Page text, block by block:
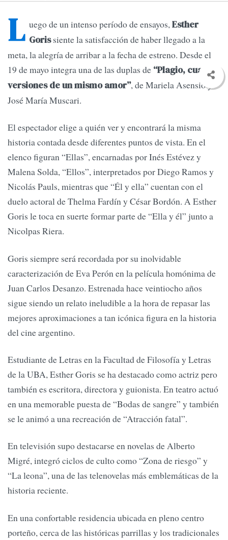
L uego de un intenso período de ensayos,Esther
Gorissiente la satisfacción de haber llegado a la
meta, la alegría de arribar a la fecha de estreno. Desde el
19 de mayo integra una de las duplas de “Plagio, cuatro
versiones de un mismo amor”, de Mariela Asensio y
José María Muscari.
El espectador elige a quién ver y encontrará la misma
historia contada desde diferentes puntos de vista. En el
elenco figuran “Ellas”, encarnadas por Inés Estévez y
Malena Solda, “Ellos”, interpretados por Diego Ramos y
Nicolás Pauls, mientras que “Él y ella” cuentan con el
duelo actoral de Thelma Fardín y César Bordón. A Esther
Goris le toca en suerte formar parte de “Ella y él” junto a
Nicolpas Riera.
Goris siempre será recordada por su inolvidable
caracterización de Eva Perón en la película homónima de
Juan Carlos Desanzo. Estrenada hace veintiocho años
sigue siendo un relato ineludible a la hora de repasar las
mejores aproximaciones a tan icónica figura en la historia
del cine argentino.
Estudiante de Letras en la Facultad de Filosofía y Letras
de la UBA, Esther Goris se ha destacado como actriz pero
también es escritora, directora y guionista. En teatro actuó
en una memorable puesta de “Bodas de sangre” y también
se le animó a una recreación de “Atracción fatal”.
En televisión supo destacarse en novelas de Alberto
Migré, integró ciclos de culto como “Zona de riesgo” y
“La leona”, una de las telenovelas más emblemáticas de la
historia reciente.
En una confortable residencia ubicada en pleno centro
porteño, cerca de las históricas parrillas y los tradicionales